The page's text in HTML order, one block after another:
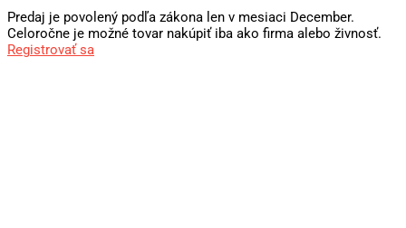
Predaj je povolený podľa zákona len v mesiaci December.
Celoročne je možné tovar nakúpiť iba ako firma alebo živnosť.
Registrovať sa